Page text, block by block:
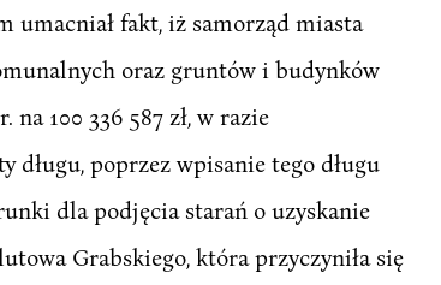
umacniał fakt, iż samorząd miasta
oraz gruntów i budynków
100 336 587 zł, w razie
długu, poprzez wpisanie tego długu
dla podjęcia starań o uzyskanie
Grabskiego, która przyczyniła się